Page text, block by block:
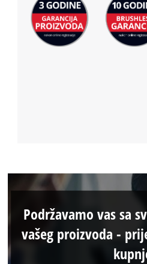
Podržavamo vas sa
vašeg proizvoda -